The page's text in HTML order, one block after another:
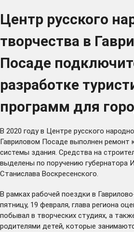
Центр русского
творчества в
Посаде
разработке
программ для
В 2020 году в Центре русского
Гавриловом Посаде выполнен ремонт
системы здания. Средства на
выделены по поручению губернатора
Станислава Воскресенского.
В рамках рабочей поездки в
пятницу, 19 февраля, глава региона
побывал в творческих студиях, а
родителями детей, которые